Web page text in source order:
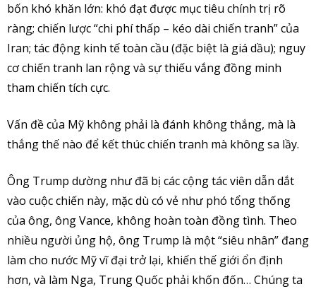
bốn khó khăn lớn: khó đạt được mục tiêu chính trị rõ
ràng; chiến lược “chi phí thấp – kéo dài chiến tranh” của
Iran; tác động kinh tế toàn cầu (đặc biệt là giá dầu); nguy
cơ chiến tranh lan rộng và sự thiếu vắng đồng minh
tham chiến tích cực.
Vấn đề của Mỹ không phải là đánh không thắng, mà là
thắng thế nào để kết thúc chiến tranh mà không sa lầy.
Ông Trump dường như đã bị các cộng tác viên dẫn dắt
vào cuộc chiến này, mặc dù có vẻ như phó tổng thống
của ông, ông Vance, không hoàn toàn đồng tình. Theo
nhiều người ủng hộ, ông Trump là một “siêu nhân” đang
làm cho nước Mỹ vĩ đại trở lại, khiến thế giới ổn định
hơn, và làm Nga, Trung Quốc phải khốn đốn… Chúng ta